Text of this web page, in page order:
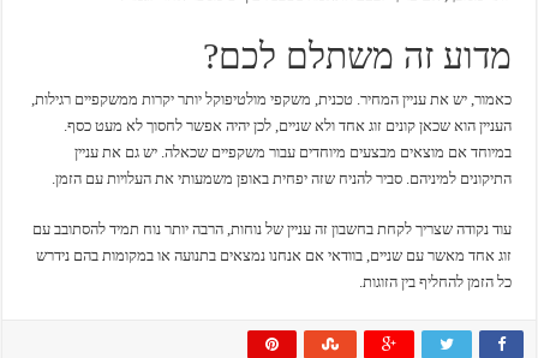
מדוע זה משתלם לכם?
כאמור, יש את עניין המחיר. טכנית, משקפי מולטיפוקל יותר יקרות ממשקפיים רגילות,
העניין הוא שכאן קונים זוג אחד ולא שניים, לכן יהיה אפשר לחסוך לא מעט כסף.
במיוחד אם מוצאים מבצעים מיוחדים עבור משקפיים שכאלה. יש גם את עניין
התיקונים למיניהם. סביר להניח שזה יפחית באופן משמעותי את העלויות עם הזמן.
עוד נקודה שצריך לקחת בחשבון זה עניין של נוחות, הרבה יותר נוח תמיד להסתובב עם
זוג אחד מאשר עם שניים, בוודאי אם אנחנו נמצאים בתנועה או במקומות בהם נידרש
כל הזמן להחליף בין הזוגות.